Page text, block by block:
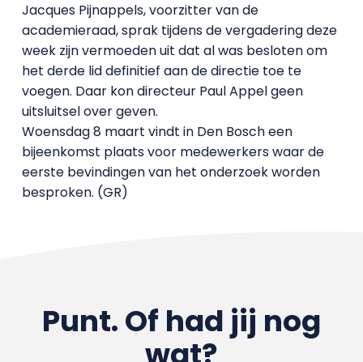
Jacques Pijnappels, voorzitter van de
academieraad, sprak tijdens de vergadering deze
week zijn vermoeden uit dat al was besloten om
het derde lid definitief aan de directie toe te
voegen. Daar kon directeur Paul Appel geen
uitsluitsel over geven.
Woensdag 8 maart vindt in Den Bosch een
bijeenkomst plaats voor medewerkers waar de
eerste bevindingen van het onderzoek worden
besproken. (GR)
Punt. Of had jij nog